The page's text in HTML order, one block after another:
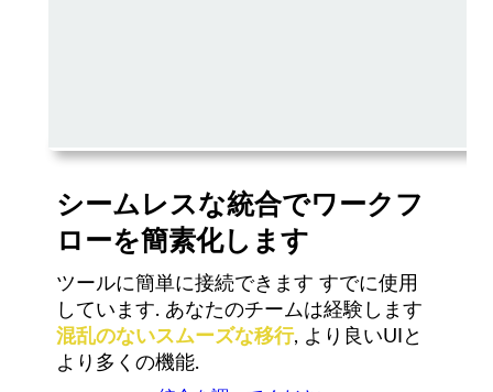
シームレスな統合でワークフ
ローを簡素化します
ツールに簡単に接続できます すでに使用
しています. あなたのチームは経験します
混乱のないスムーズな移行, より良いUIと
より多くの機能.